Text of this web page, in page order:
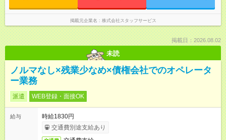
掲載元企業名 株式会社スタッフサービス
掲載日：2026.08.02
未読
ノルマなし×残業少なめ×債権会社でのオペレータ
ー業務
派遣 WEB登録・面接OK
給与
時給1830円
交通費別途支給あり